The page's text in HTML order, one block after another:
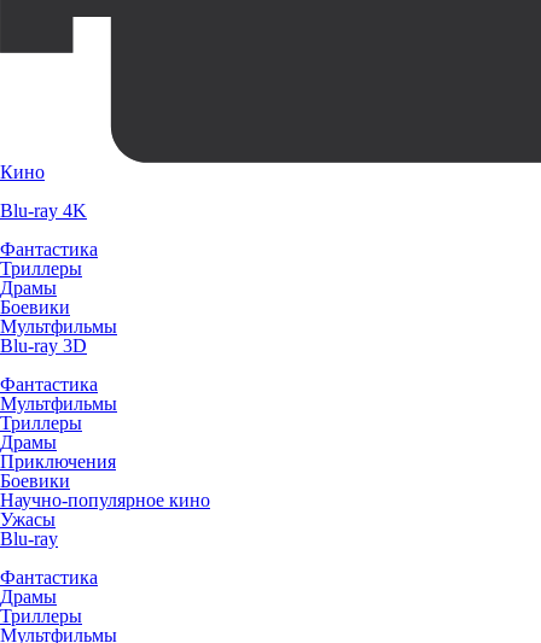
Кино
Blu-ray 4K
Фантастика
Триллеры
Драмы
Боевики
Мультфильмы
Blu-ray 3D
Фантастика
Мультфильмы
Триллеры
Драмы
Приключения
Боевики
Научно-популярное кино
Ужасы
Blu-ray
Фантастика
Драмы
Триллеры
Мультфильмы